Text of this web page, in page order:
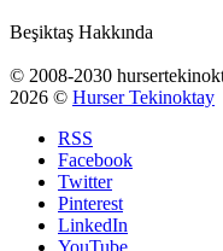
Beşiktaş Hakkında
© 2008-2030
2026 © Hurser Tekinoktay
RSS
Facebook
Twitter
Pinterest
LinkedIn
YouTube